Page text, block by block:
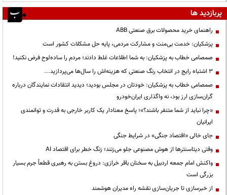
پربازدید ها
راهنمای خرید محصولات برق صنعتی ABB
پزشکیان: خدمت بی‌منت و مشارکت مردمی، پایه حل مشکلات کشور است
صمصامی خطاب به پزشکیان: به شما اطلاعات غلط دادند؛ مردم را ساده‌لوح فرض نکنید!
3 اشتباه رایج در انتخاب رنگ صنعتی که هزینه‌اش را سال‌ها می‌پردازید...
صمصامی خطاب به پزشکیان: خودتان در مجلس بودید؛ دیدید انتقادات نمایندگان درباره
گران‌سازی ارز بود، نه واگذاری ایران‌خودرو
«چرا نباید از شما متنفر باشند؟»؛ پاسخ معنادار یک کاربر خارجی به قدرت و توانمندی
ایرانیان
جای خالی «اقتصاد جنگی» در شرایط جنگی
وقتی دیتاسنترها از هوش مصنوعی جلو می‌زنند؛ زنگ خطر برای اقتصاد AI
واکنش امام جمعه اردبیل به سخنان باقر خرازی: دروغ بستن به رهبری قطعاً جرم بسیار
بزرگی است
از خبرسازی تا جریان‌سازی نقشه راه مدیران هوشمند